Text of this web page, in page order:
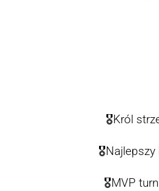
🎖Król
🎖Najlepszy
🎖MVP